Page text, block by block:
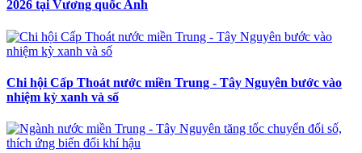
2026 tại Vương quốc Anh
Chi hội Cấp Thoát nước miền Trung - Tây Nguyên bước vào
nhiệm kỳ xanh và số